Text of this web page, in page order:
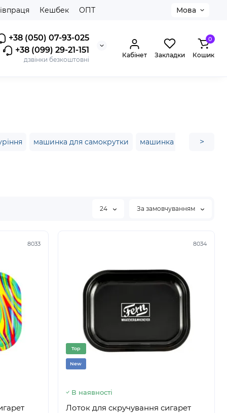
Кешбек ОПТ Мова
+38 (050) 07-93-025
+38 (099) 29-21-151
дзвінки безкоштовні
Кабінет Закладки
0
Кошик
машинка для самокрутки машинка для >
24 За замовчуванням
8033 8034
Top
New
В наявності
Лоток для скручування сигарет